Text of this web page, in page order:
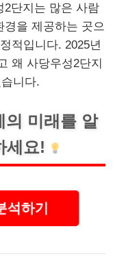
2단지는 많은 사람
을 제공하는 곳으
적입니다. 2025년
왜 사당우성2단지
니다.
의 미래를 알
세요!
하기